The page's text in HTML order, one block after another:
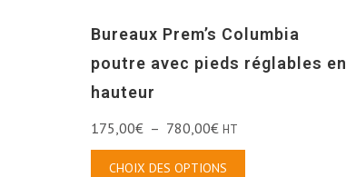
Bureaux Prem’s Columbia
poutre avec pieds réglables en
hauteur
175,00€ – 780,00€ HT
CHOIX DES OPTIONS